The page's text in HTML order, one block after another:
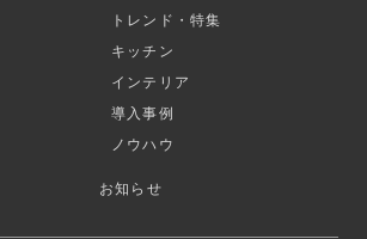
トレンド・特集
キッチン
インテリア
導入事例
ノウハウ
お知らせ